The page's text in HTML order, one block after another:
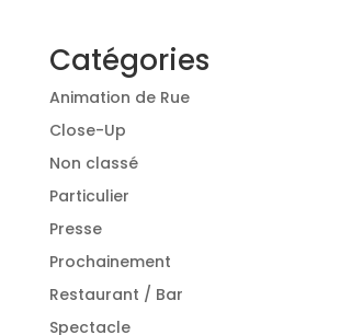
Catégories
Animation de Rue
Close-Up
Non classé
Particulier
Presse
Prochainement
Restaurant / Bar
Spectacle